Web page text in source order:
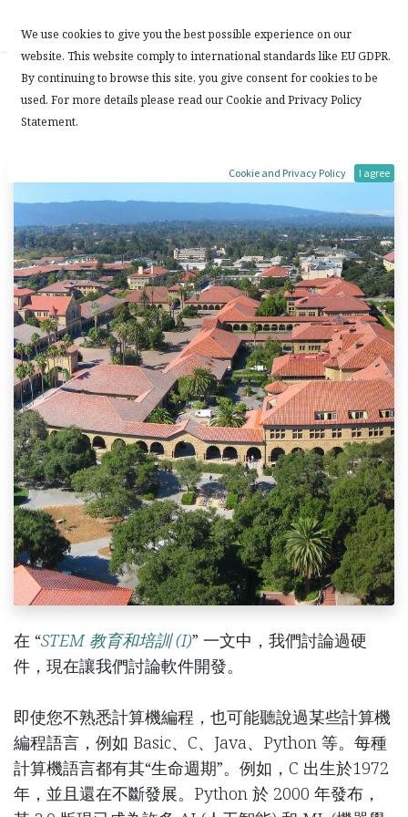
STEM 教育與培訓 (II)
在 “STEM 教育和培訓 (I)” 一文中，我們討論過硬
件，現在讓我們討論軟件開發。
即使您不熟悉計算機編程，也可能聽說過某些計算機
編程語言，例如 Basic、C、Java、Python 等。每種
計算機語言都有其“生命週期”。例如，C 出生於1972
年，並且還在不斷發展。Python 於 2000 年發布，
We use cookies to give you the best possible experience on our
website. This website comply to international standards like EU GDPR.
By continuing to browse this site, you give consent for cookies to be
used. For more details please read our Cookie and Privacy Policy
Statement.
Cookie and Privacy Policy I agree